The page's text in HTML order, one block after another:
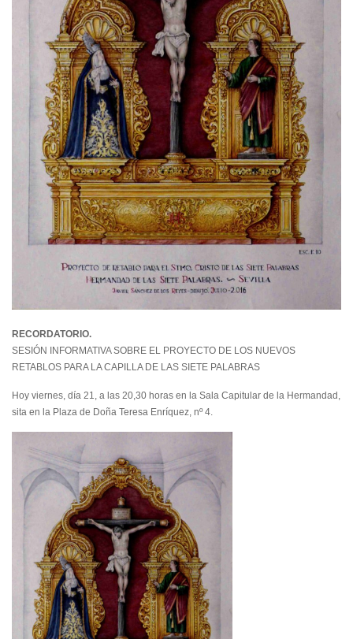
RECORDATORIO.
SESIÓN INFORMATIVA SOBRE EL PROYECTO DE LOS NUEVOS
RETABLOS PARA LA CAPILLA DE LAS SIETE PALABRAS
Hoy viernes, día 21, a las 20,30 horas en la Sala Capitular de la Hermandad,
sita en la Plaza de Doña Teresa Enríquez, nº 4.